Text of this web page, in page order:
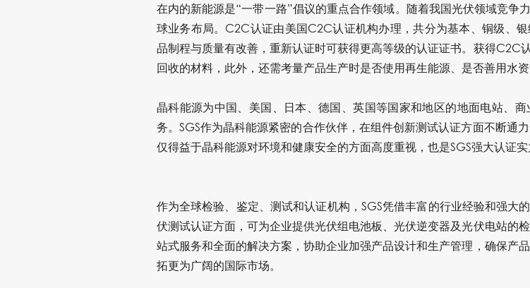
在内的新能源是“一带一路”倡议的重点合作领域。随着我国光伏领域竞争
球业务布局。C2C认证由美国C2C认证机构办理，共分为基本、铜级、
品制程与质量有改善，重新认证时可获得更高等级的认证证书。获得C2C
回收的材料，此外，还需考量产品生产时是否使用再生能源、是否善用水资
晶科能源为中国、美国、日本、德国、英国等国家和地区的地面电站、
务。SGS作为晶科能源紧密的合作伙伴，在组件创新测试认证方面不断通
仅得益于晶科能源对环境和健康安全的方面高度重视，也是SGS强大认证实
作为全球检验、鉴定、测试和认证机构，SGS凭借丰富的行业经验和强大
伏测试认证方面，可为企业提供光伏组电池板、光伏逆变器及光伏电站的
站式服务和全面的解决方案，协助企业加强产品设计和生产管理，确保产
拓更为广阔的国际市场。